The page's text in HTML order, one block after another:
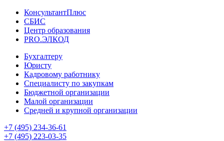
КонсультантПлюс
СБИС
Центр образования
PRO.ЭЛКОД
Бухгалтеру
Юристу
Кадровому работнику
Специалисту по закупкам
Бюджетной организации
Малой организации
Средней и крупной организации
+7 (495) 234-36-61
+7 (495) 223-03-35